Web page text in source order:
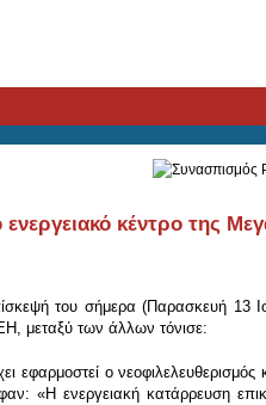
κέντρο της
του σήμερα (Παρασκευή 13
μεταξύ των άλλων τόνισε:
ο νεοφιλελευθερισμός
«Η ενεργειακή κατάρρευση